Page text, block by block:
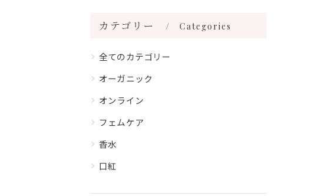
カテゴリー Categories
全てのカテゴリー
オーガニック
オンライン
フェムケア
香水
口紅